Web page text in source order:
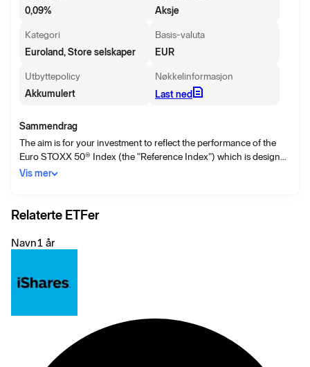
0,09%
Aksje
Kategori
Euroland, Store selskaper
Basis-valuta
EUR
Utbyttepolicy
Akkumulert
Nøkkelinformasjon
Last ned
Sammendrag
The aim is for your investment to reflect the performance of the
Euro STOXX 50® Index (the "Reference Index") which is designed
to reflect the performance of the shares of 50 of the largest
Vis mer
Relaterte ETFer
Navn1 år